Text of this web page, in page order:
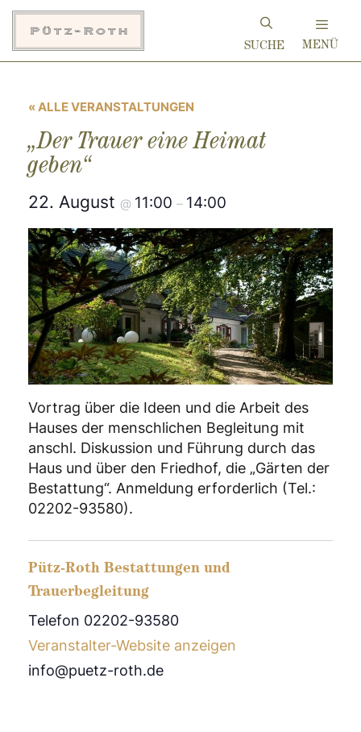
Zum
Inhalt
springen
MENÜ
« ALLE VERANSTALTUNGEN
„Der Trauer eine Heimat
geben“
22. August @ 11:00 – 14:00
Vortrag über die Ideen und die Arbeit des
Hauses der menschlichen Begleitung mit
anschl. Diskussion und Führung durch das
Haus und über den Friedhof, die „Gärten der
Bestattung“. Anmeldung erforderlich (Tel.:
02202-93580).
Pütz-Roth Bestattungen und
Trauerbegleitung
Telefon 02202-93580
Veranstalter-Website anzeigen
info@puetz-roth.de